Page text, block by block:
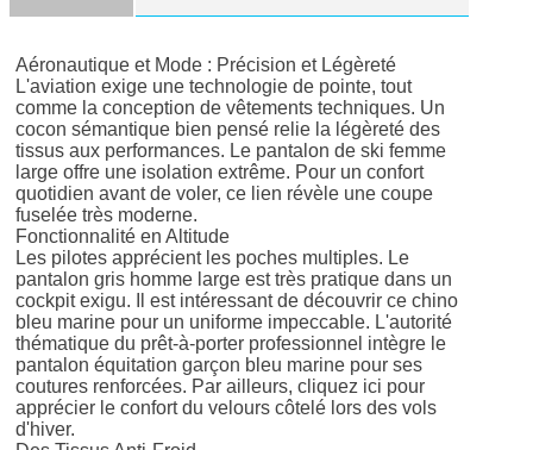
Aéronautique et Mode : Précision et Légèreté
L'aviation exige une technologie de pointe, tout
comme la conception de vêtements techniques. Un
cocon sémantique bien pensé relie la légèreté des
tissus aux performances. Le pantalon de ski femme
large offre une isolation extrême. Pour un confort
quotidien avant de voler, ce lien révèle une coupe
fuselée très moderne.
Fonctionnalité en Altitude
Les pilotes apprécient les poches multiples. Le
pantalon gris homme large est très pratique dans un
cockpit exigu. Il est intéressant de découvrir ce chino
bleu marine pour un uniforme impeccable. L'autorité
thématique du prêt-à-porter professionnel intègre le
pantalon équitation garçon bleu marine pour ses
coutures renforcées. Par ailleurs, cliquez ici pour
apprécier le confort du velours côtelé lors des vols
d'hiver.